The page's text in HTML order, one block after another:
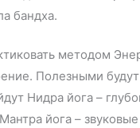
бандха.
методом
Полезными
Нидра йога –
йога –